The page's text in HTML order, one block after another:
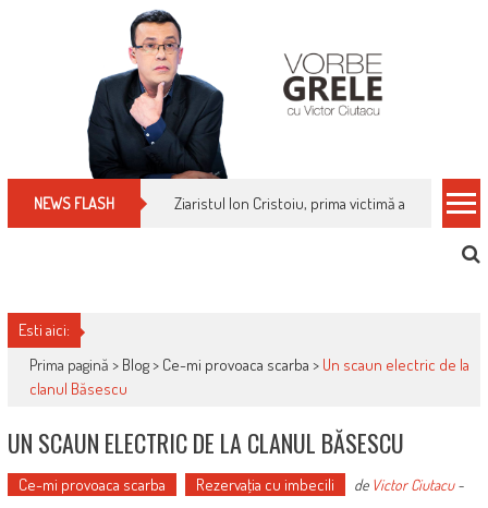
NEWS FLASH Ziaristul Ion Cristoiu, prima victimă a noi
Esti aici:
Prima pagină > Blog> Ce-mi provoaca scarba > Un scaun electric de la
clanul Băsescu
UN SCAUN ELECTRIC DE LA CLANUL BĂSESCU
Ce-mi provoaca scarba Rezervaţia cu imbecili de Victor Ciutacu-